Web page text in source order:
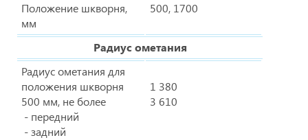
Положение шкворня,
мм
500, 1700
Радиус ометания
Радиус ометания для
положения шкворня
500 мм, не более
- передний
- задний
1 380
3 610